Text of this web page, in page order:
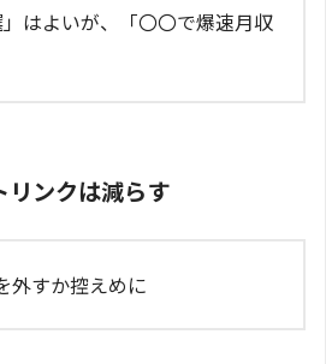
」はよいが、「〇〇で爆速月収
リンクは減らす
外すか控えめに